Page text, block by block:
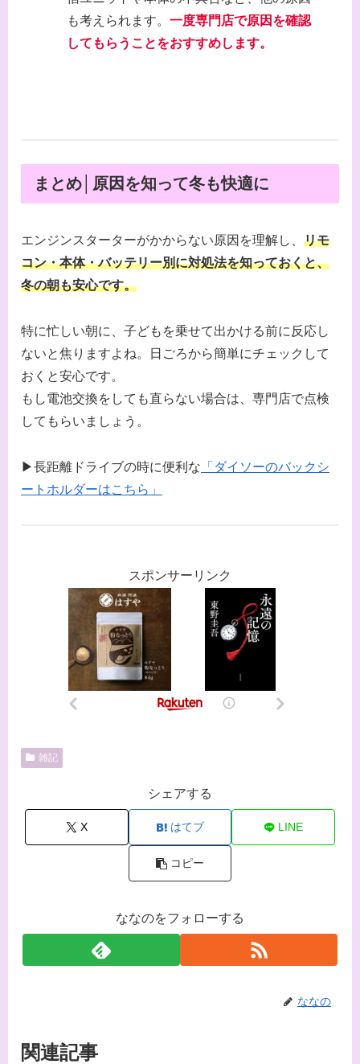
も考えられます。一度専門店で原因を確認
してもらうことをおすすめします。
まとめ│原因を知って冬も快適に
エンジンスターターがかからない原因を理解し、 リモ
コン・本体・バッテリー別に対処法を知っておくと、
冬の朝も安心です。
特に忙しい朝に、子どもを乗せて出かける前に反応し
ないと焦りますよね。日ごろから簡単にチェックして
おくと安心です。
もし電池交換をしても直らない場合は、専門店で点検
してもらいましょう。
▶長距離ドライブの時に便利な 「ダイソーのバックシ
ートホルダーはこちら」
スポンサーリンク
雑記
シェアする
X はてブ LINE
コピー
ななのをフォローする
ななの
関連記事